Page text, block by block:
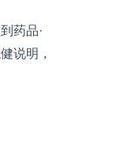
药品·
说明，